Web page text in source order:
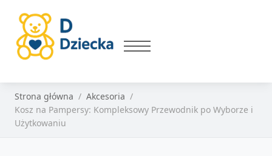
Strona główna
Akcesoria
Kosz na Pampersy: Kompleksowy Przewodnik po Wyborze i
Użytkowaniu